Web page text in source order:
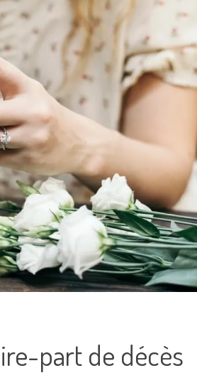
part de décès